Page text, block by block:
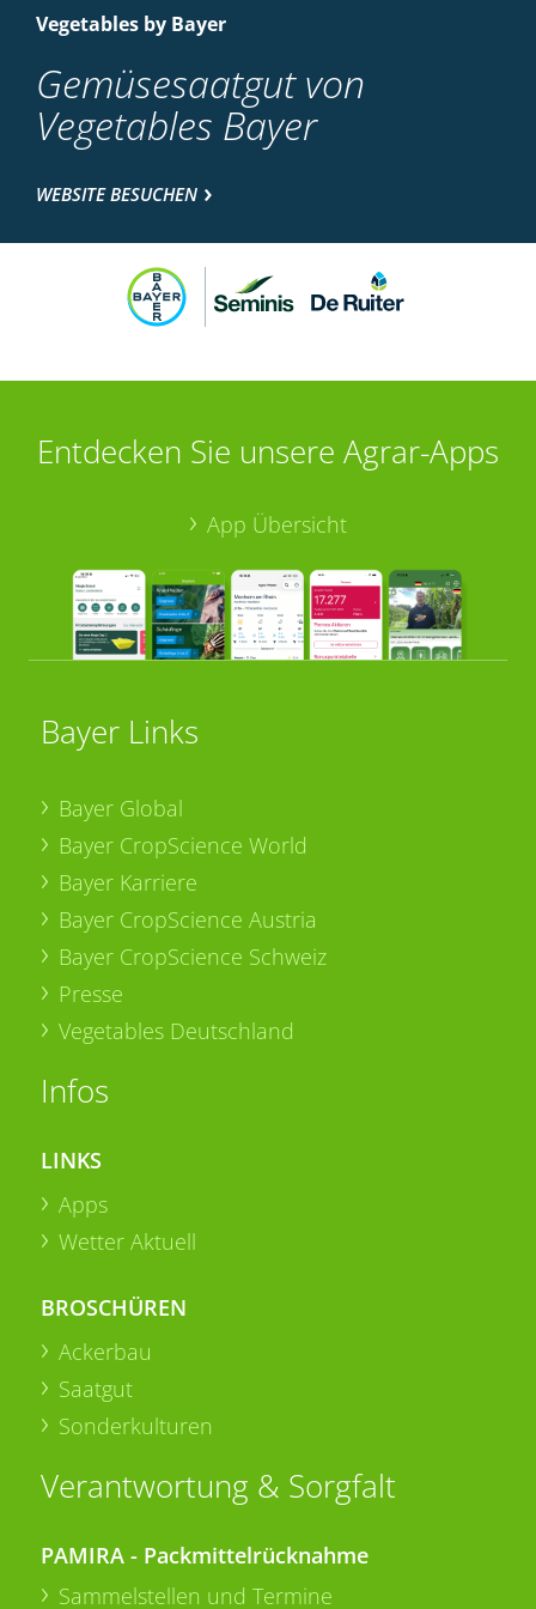
Vegetables by Bayer
Gemüsesaatgut von
Vegetables Bayer
WEBSITE BESUCHEN
Entdecken Sie unsere Agrar-Apps
App Übersicht
Bayer Links
Bayer Global
Bayer CropScience World
Bayer Karriere
Bayer CropScience Austria
Bayer CropScience Schweiz
Presse
Vegetables Deutschland
Infos
LINKS
Apps
Wetter Aktuell
BROSCHÜREN
Ackerbau
Saatgut
Sonderkulturen
Verantwortung & Sorgfalt
PAMIRA - Packmittelrücknahme
Sammelstellen und Termine